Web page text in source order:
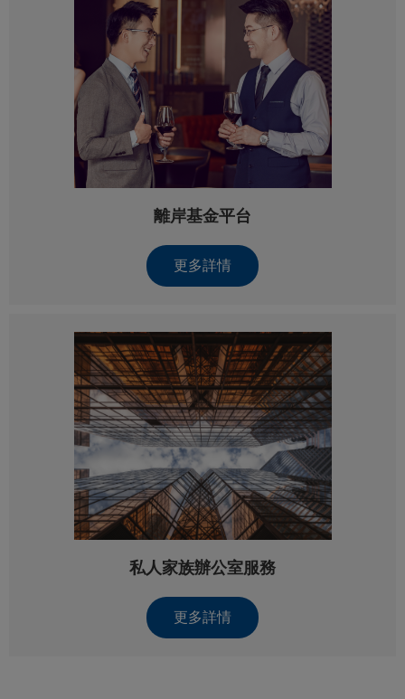
離岸基金平台
更多詳情
私人家族辦公室服務
更多詳情